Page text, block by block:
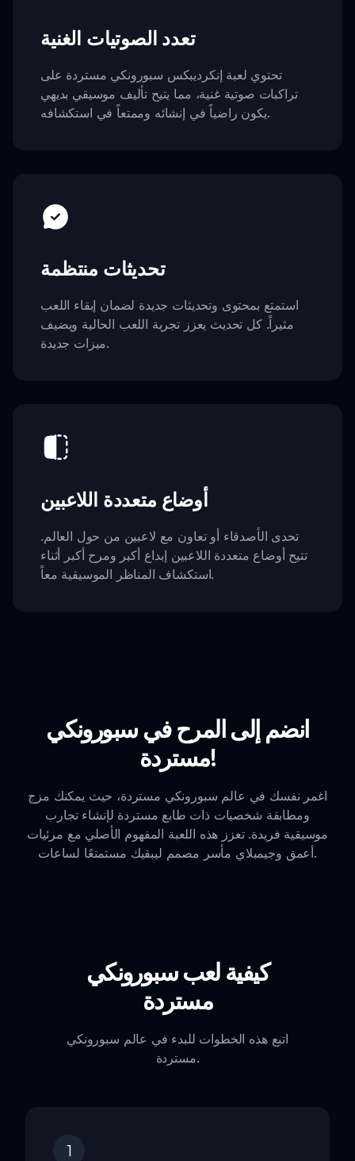
تعدد الصوتيات الغنية
تحتوي لعبة إنكرديبكس سبورونكي مستردة على
تراكبات صوتية غنية، مما يتيح تأليف موسيقي بديهي
يكون راضياً في إنشائه وممتعاً في استكشافه.
تحديثات منتظمة
استمتع بمحتوى وتحديثات جديدة لضمان إبقاء اللعب
مثيراً. كل تحديث يعزز تجربة اللعب الحالية ويضيف
ميزات جديدة.
أوضاع متعددة اللاعبين
تحدى الأصدقاء أو تعاون مع لاعبين من حول العالم.
تتيح أوضاع متعددة اللاعبين إبداع أكبر ومرح أكبر أثناء
استكشاف المناظر الموسيقية معاً.
انضم إلى المرح في سبورونكي
مستردة!
اغمر نفسك في عالم سبورونكي مستردة، حيث يمكنك مزج
ومطابقة شخصيات ذات طابع مستردة لإنشاء تجارب
موسيقية فريدة. تعزز هذه اللعبة المفهوم الأصلي مع مرئيات
أعمق وجيمبلاي مأسر مصمم ليبقيك مستمتعًا لساعات.
كيفية لعب سبورونكي
مستردة
اتبع هذه الخطوات للبدء في عالم سبورونكي
مستردة.
1